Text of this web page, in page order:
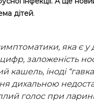
дітей.
яка є у
заложеність
кашель, іноді
дихальною
голос при